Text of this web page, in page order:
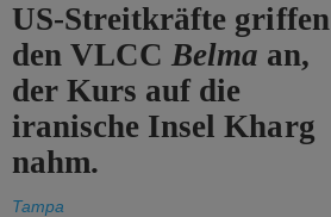
US-Streitkräfte griffen
den VLCCBelma an,
der Kurs auf die
iranische Insel Kharg
nahm.
Tampa